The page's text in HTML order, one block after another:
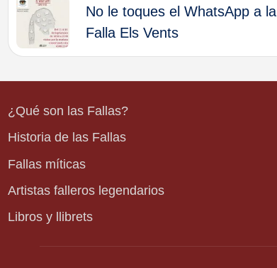
de
entradas
No le toques el WhatsApp a la
Falla Els Vents
¿Qué son las Fallas?
Historia de las Fallas
Fallas míticas
Artistas falleros legendarios
Libros y llibrets